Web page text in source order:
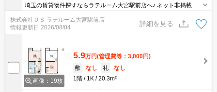
埼玉の賃貸物件探すならラテルーム大宮駅前店へ♪ ネット非掲載物
件多数ございます！ 【入居審査不安な方】【初期安物件】【クレジ
ット決済可】ご相談ください！！ ※仲介手数料無料 『ご来店初めて
のお客様・当物件を契約に限る』
株式会社ＯＳ ラテルーム大宮駅前店
情報更新日 2026/08/04
詳細を見る
画像：19枚
5.9万円(管理費等：3,000円)
敷
なし 礼
なし
1階
1K 20.3m²